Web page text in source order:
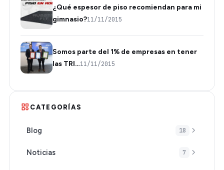
¿Qué espesor de piso recomiendan para mi
gimnasio?11/11/2015
Somos parte del 1% de empresas en tener
las TRI…11/11/2015
CATEGORÍAS
Blog 18
Noticias 7